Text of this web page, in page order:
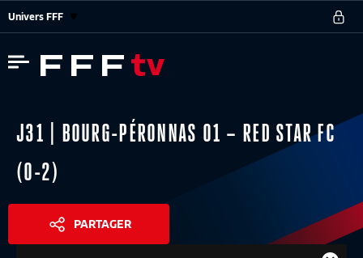
Univers FFF
J31 | BOURG-PÉRONNAS 01 – RED STAR FC
(0-2)
PARTAGER